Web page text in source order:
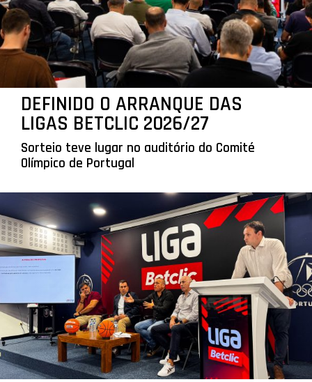
DEFINIDO O ARRANQUE DAS
LIGAS BETCLIC 2026/27
Sorteio teve lugar no auditório do Comité
Olímpico de Portugal